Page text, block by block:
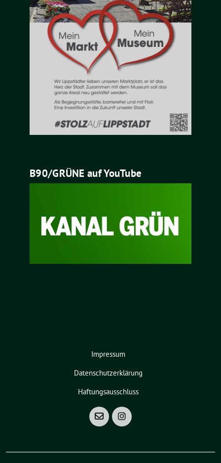
B90/GRÜNE auf YouTube
Impressum
Datenschutzerklärung
Haftungsausschluss